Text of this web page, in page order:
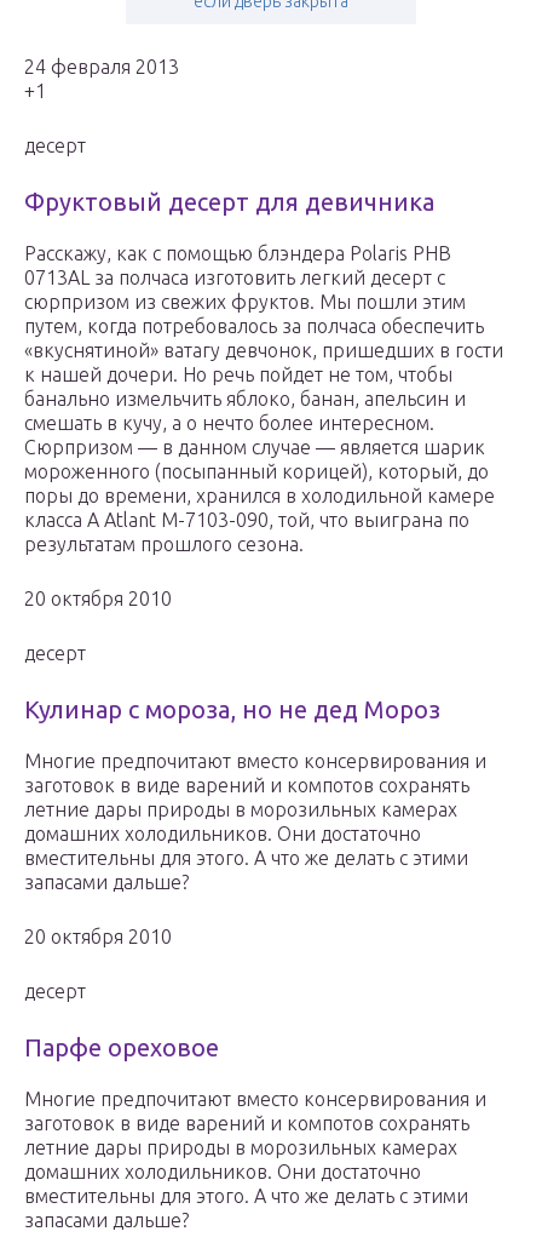
24 февраля 2013
+1
десерт
Фруктовый десерт для девичника
Расскажу, как с помощью блэндера Polaris PHB
0713AL за полчаса изготовить легкий десерт с
сюрпризом из свежих фруктов. Мы пошли этим
путем, когда потребовалось за полчаса обеспечить
«вкуснятиной» ватагу девчонок, пришедших в гости
к нашей дочери. Но речь пойдет не том, чтобы
банально измельчить яблоко, банан, апельсин и
смешать в кучу, а о нечто более интересном.
Сюрпризом — в данном случае — является шарик
мороженного (посыпанный корицей), который, до
поры до времени, хранился в холодильной камере
класса А Atlant M-7103-090, той, что выиграна по
результатам прошлого сезона.
20 октября 2010
десерт
Кулинар с мороза, но не дед Мороз
Многие предпочитают вместо консервирования и
заготовок в виде варений и компотов сохранять
летние дары природы в морозильных камерах
домашних холодильников. Они достаточно
вместительны для этого. А что же делать с этими
запасами дальше?
20 октября 2010
десерт
Парфе ореховое
Многие предпочитают вместо консервирования и
заготовок в виде варений и компотов сохранять
летние дары природы в морозильных камерах
домашних холодильников. Они достаточно
вместительны для этого. А что же делать с этими
запасами дальше?